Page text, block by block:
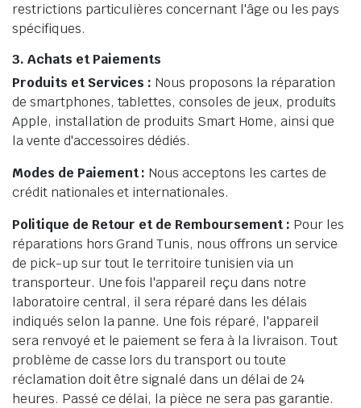
restrictions particulières concernant l'âge ou les pays
spécifiques.
3. Achats et Paiements
Produits et Services : Nous proposons la réparation
de smartphones, tablettes, consoles de jeux, produits
Apple, installation de produits Smart Home, ainsi que
la vente d'accessoires dédiés.
Modes de Paiement : Nous acceptons les cartes de
crédit nationales et internationales.
Politique de Retour et de Remboursement : Pour les
réparations hors Grand Tunis, nous offrons un service
de pick-up sur tout le territoire tunisien via un
transporteur. Une fois l'appareil reçu dans notre
laboratoire central, il sera réparé dans les délais
indiqués selon la panne. Une fois réparé, l'appareil
sera renvoyé et le paiement se fera à la livraison. Tout
problème de casse lors du transport ou toute
réclamation doit être signalé dans un délai de 24
heures. Passé ce délai, la pièce ne sera pas garantie.